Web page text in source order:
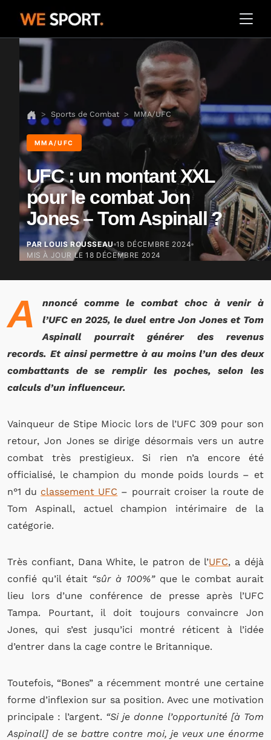
Sports de Combat MMA/UFC
MMA/UFC
UFC : un montant XXL
pour le combat Jon
Jones – Tom Aspinall ?
PAR LOUIS ROUSSEAU 18 DÉCEMBRE 2024
MIS À JOUR LE18 DÉCEMBRE 2024
A
nnoncé comme le combat choc à venir à
l’UFC en 2025, le duel entre Jon Jones et Tom
Aspinall pourrait générer des revenus
records. Et ainsi permettre à au moins l’un des deux
combattants de se remplir les poches, selon les
calculs d’un influenceur.
Vainqueur de Stipe Miocic lors de l’UFC 309 pour son
retour, Jon Jones se dirige désormais vers un autre
combat très prestigieux. Si rien n’a encore été
officialisé, le champion du monde poids lourds – et
n°1 du classement UFC – pourrait croiser la route de
Tom Aspinall, actuel champion intérimaire de la
catégorie.
Très confiant, Dana White, le patron de l’UFC, a déjà
confié qu’il était “sûr à 100%”que le combat aurait
lieu lors d’une conférence de presse après l’UFC
Tampa. Pourtant, il doit toujours convaincre Jon
Jones, qui s’est jusqu’ici montré réticent à l’idée
d’entrer dans la cage contre le Britannique.
Toutefois, “Bones” a récemment montré une certaine
forme d’inflexion sur sa position. Avec une motivation
principale : l’argent. “Si je donne l’opportunité [à Tom
Aspinall] de se battre contre moi, je veux une énorme